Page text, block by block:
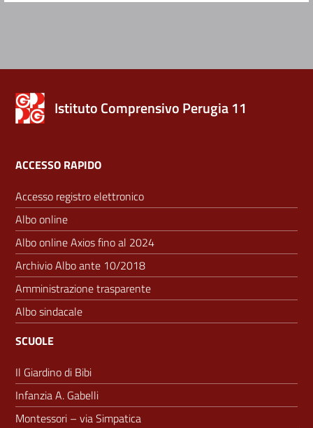
Istituto Comprensivo Perugia 11
ACCESSO RAPIDO
Accesso registro elettronico
Albo online
Albo online Axios fino al 2024
Archivio Albo ante 10/2018
Amministrazione trasparente
Albo sindacale
SCUOLE
Il Giardino di Bibi
Infanzia A. Gabelli
Montessori – via Simpatica